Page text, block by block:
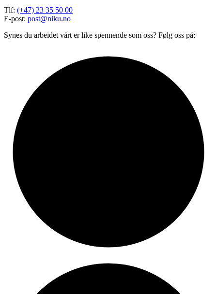
Tlf: (+47) 23 35 50 00
E-post: post@niku.no
Synes du arbeidet vårt er like spennende som oss? Følg oss på: